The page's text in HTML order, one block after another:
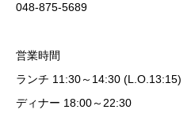
048-875-5689
営業時間
​ランチ 11:30～14:30 (L.O.13:15)
ディナー 18:00～22:30